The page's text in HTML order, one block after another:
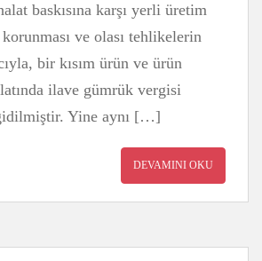
baskısına karşı yerli üretim
ve olası tehlikelerin
bir kısım ürün ve ürün
ilave gümrük vergisi
Yine aynı […]
DEVAMINI OKU